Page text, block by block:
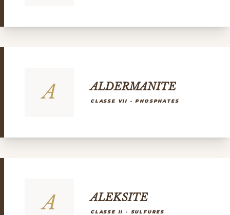
A ALDERMANITE
CLASSE VII - PHOSPHATES
A ALEKSITE
CLASSE II - SULFURES